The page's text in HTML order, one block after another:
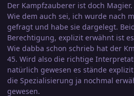
Der Kampfzauberer ist doch Magier.
Wie dem auch sei, ich wurde nach
gefragt und habe sie dargelegt.
Berechtigung, explizit erwähnt ist
Wie dabba schon schrieb hat der
45. Wird also die richtige
natürlich gewesen es stände
die Spezialisierung ja nochmal
gewesen.